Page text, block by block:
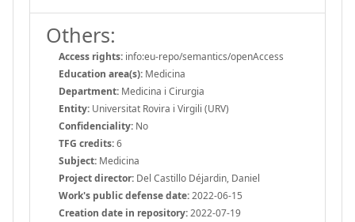
Others:
Access rights: info:eu-repo/semantics/openAccess
Education area(s): Medicina
Department: Medicina i Cirurgia
Entity: Universitat Rovira i Virgili (URV)
Confidenciality: No
TFG credits:6
Subject: Medicina
Project director: Del Castillo Déjardin, Daniel
Work's public defense date:2022-06-15
Creation date in repository:2022-07-19